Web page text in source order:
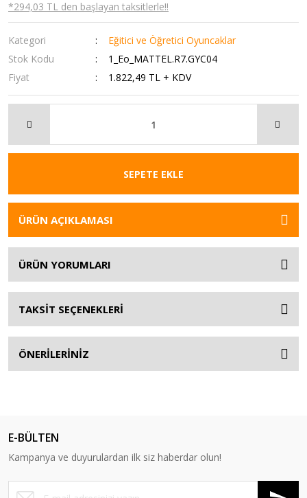
*294,03 TL den başlayan taksitlerle!!
Kategori
Eğitici ve Öğretici Oyuncaklar
Stok Kodu
1_Eo_MATTEL.R7.GYC04
Fiyat
1.822,49 TL + KDV
SEPETE EKLE
ÜRÜN AÇIKLAMASI
ÜRÜN YORUMLARI
TAKSİT SEÇENEKLERİ
ÖNERİLERİNİZ
E-BÜLTEN
Kampanya ve duyurulardan ilk siz haberdar olun!